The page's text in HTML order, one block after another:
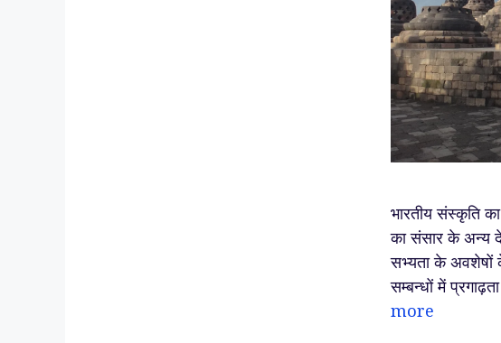
भारतीय संस्कृति
का संसार के अन्य
सभ्यता के
सम्बन्धों में
more